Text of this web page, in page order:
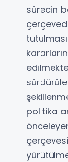
sürecin
politika